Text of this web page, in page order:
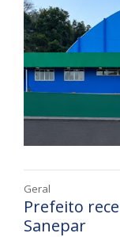
Geral
Prefeito
Sanepar